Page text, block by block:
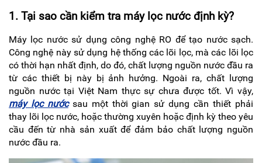
BÌNH
HÀNG
GIA
TIN
KHUYẾN
MẠI
TIN
TỨC
KIỆN
1. Tại sao cần kiểm tra máy lọc nước định kỳ?
Máy lọc nước sử dụng công nghệ RO để tạo nước sạch.
Công nghệ này sử dụng hệ thống các lõi lọc, mà các lõi lọc
có thời hạn nhất định, do đó, chất lượng nguồn nước đầu ra
từ các thiết bị này bị ảnh hưởng. Ngoài ra, chất lượng
nguồn nước tại Việt Nam thực sự chưa được tốt. Vì vậy,
máy lọc nướcsau một thời gian sử dụng cần thiết phải
thay lõi lọc nước, hoặc thường xuyên hoặc định kỳ theo yêu
cầu đến từ nhà sản xuất để đảm bảo chất lượng nguồn
nước đầu ra.